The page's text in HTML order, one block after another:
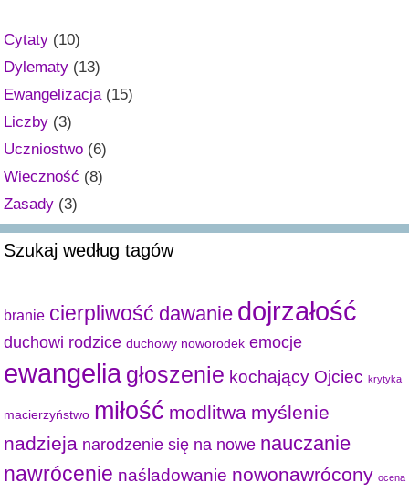
Cytaty (10)
Dylematy (13)
Ewangelizacja(15)
Liczby (3)
Uczniostwo (6)
Wieczność (8)
Zasady (3)
Szukaj według tagów
branie cierpliwość dawanie dojrzałość
duchowi rodzice duchowy noworodek emocje
ewangelia głoszenie kochający Ojciec krytyka
macierzyństwo miłość modlitwa myślenie
nadzieja narodzenie się na nowe nauczanie
nawrócenie naśladowanie nowonawrócony ocena